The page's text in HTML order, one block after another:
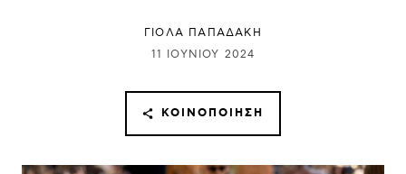
ΓΙΌΛΑ ΠΑΠΑΔΆΚΗ
11 ΙΟΥΝΊΟΥ 2024
ΚΟΙΝΟΠΟΊΗΣΗ